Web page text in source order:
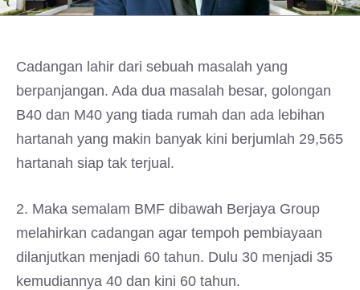
Cadangan lahir dari sebuah masalah yang
berpanjangan. Ada dua masalah besar, golongan
B40 dan M40 yang tiada rumah dan ada lebihan
hartanah yang makin banyak kini berjumlah 29,565
hartanah siap tak terjual.
2. Maka semalam BMF dibawah Berjaya Group
melahirkan cadangan agar tempoh pembiayaan
dilanjutkan menjadi 60 tahun. Dulu 30 menjadi 35
kemudiannya 40 dan kini 60 tahun.